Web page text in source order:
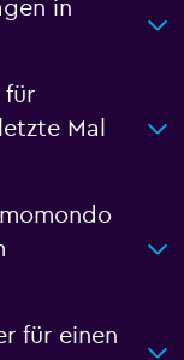
in
für
Mal
für einen